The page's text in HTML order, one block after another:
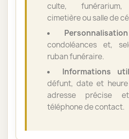
culte, funérarium,
cimetière ou salle de
condoléances et,
ruban funéraire.
Informations
défunt, date et
adresse précise
téléphone de contact.